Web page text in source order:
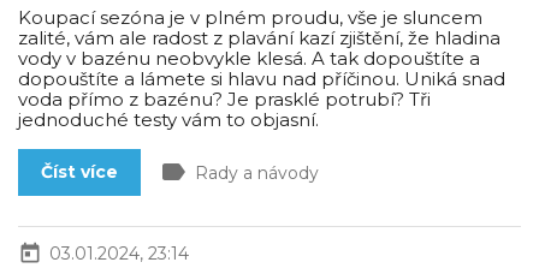
Koupací sezóna je v plném proudu, vše je sluncem
zalité, vám ale radost z plavání kazí zjištění, že hladina
vody v bazénu neobvykle klesá. A tak dopouštíte a
dopouštíte a lámete si hlavu nad příčinou. Uniká snad
voda přímo z bazénu? Je prasklé potrubí? Tři
jednoduché testy vám to objasní.
Číst více label Rady a návody
today 03.01.2024, 23:14